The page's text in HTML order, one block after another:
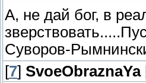
А, не дай бог, в
Суворов-
[7] SvoeObraznaYa